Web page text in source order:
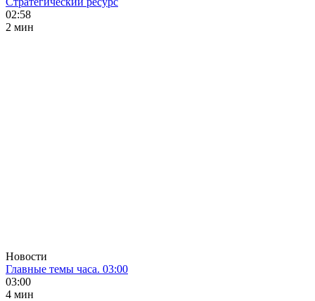
02:58
2 мин
Новости
Главные темы часа. 03:00
03:00
4 мин